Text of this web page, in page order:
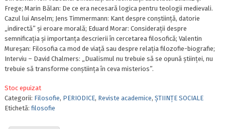
Frege; Marin Bălan: De ce era necesară logica pentru teologii medievali.
Cazul lui Anselm; Jens Timmermann: Kant despre conștiință, datorie
„indirectă” și eroare morală; Eduard Morar: Considerații despre
semnificația și importanța descrierii în cercetarea filosofică; Valentin
Mureșan: Filosofia ca mod de viață sau despre relația filozofie-biografie;
Interviu – David Chalmers: „Dualismul nu trebuie să se opună științei, nu
trebuie să transforme conștiința în ceva misterios”.
Stoc epuizat
Categorii: Filosofie, PERIODICE, Reviste academice, ȘTIINȚE SOCIALE
Etichetă: filosofie